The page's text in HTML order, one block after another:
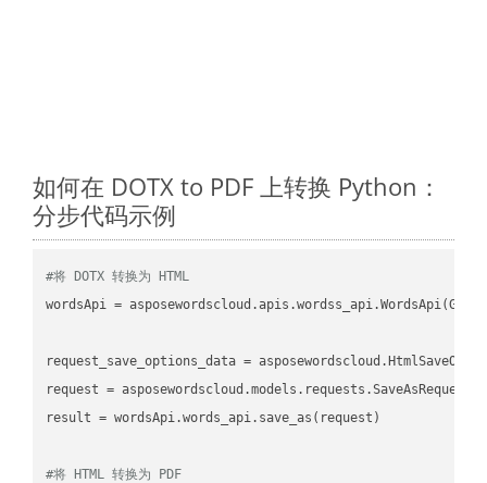
如何在 DOTX to PDF 上转换 Python：
分步代码示例
#将 DOTX 转换为 HTML
wordsApi =
request_save_options_data =
request
result = wordsApi.words_api.save_as(request)
#将 HTML 转换为 PDF